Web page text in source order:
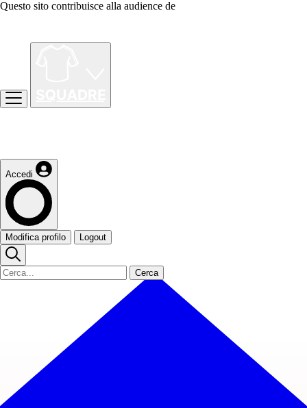
Questo sito contribuisce alla audience de
Accedi
Modifica profilo Logout
Cerca